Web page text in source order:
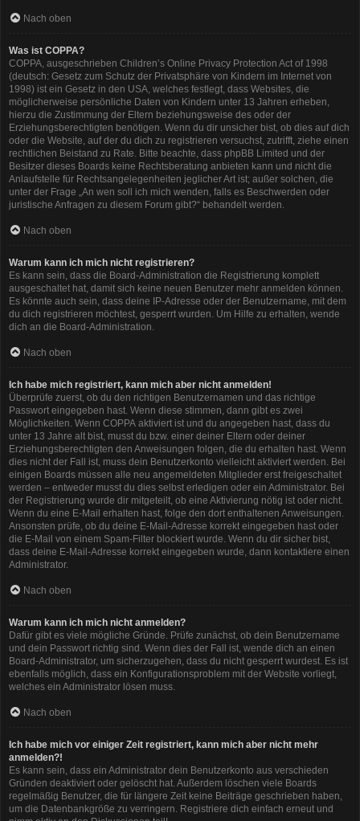
Nach oben
Was ist COPPA?
COPPA, ausgeschrieben Children’s Online Privacy Protection Act of 1998
(deutsch: Gesetz zum Schutz der Privatsphäre von Kindern im Internet von
1998) ist ein Gesetz in den USA, welches festlegt, dass Websites, die
möglicherweise persönliche Daten von Kindern unter 13 Jahren erheben,
hierzu die Zustimmung der Eltern beziehungsweise des oder der
Erziehungsberechtigten benötigen. Wenn du dir unsicher bist, ob dies auf dich
oder die Website, auf der du dich zu registrieren versuchst, zutrifft, ziehe einen
rechtlichen Beistand zu Rate. Bitte beachte, dass phpBB Limited und der
Besitzer dieses Boards keine Rechtsberatung anbieten kann und nicht die
Anlaufstelle für Rechtsangelegenheiten jeglicher Art ist; außer solchen, die
unter der Frage „An wen soll ich mich wenden, falls es Beschwerden oder
juristische Anfragen zu diesem Forum gibt?“ behandelt werden.
Nach oben
Warum kann ich mich nicht registrieren?
Es kann sein, dass die Board-Administration die Registrierung komplett
ausgeschaltet hat, damit sich keine neuen Benutzer mehr anmelden können.
Es könnte auch sein, dass deine IP-Adresse oder der Benutzername, mit dem
du dich registrieren möchtest, gesperrt wurden. Um Hilfe zu erhalten, wende
dich an die Board-Administration.
Nach oben
Ich habe mich registriert, kann mich aber nicht anmelden!
Überprüfe zuerst, ob du den richtigen Benutzernamen und das richtige
Passwort eingegeben hast. Wenn diese stimmen, dann gibt es zwei
Möglichkeiten. Wenn COPPA aktiviert ist und du angegeben hast, dass du
unter 13 Jahre alt bist, musst du bzw. einer deiner Eltern oder deiner
Erziehungsberechtigten den Anweisungen folgen, die du erhalten hast. Wenn
dies nicht der Fall ist, muss dein Benutzerkonto vielleicht aktiviert werden. Bei
einigen Boards müssen alle neu angemeldeten Mitglieder erst freigeschaltet
werden – entweder musst du dies selbst erledigen oder ein Administrator. Bei
der Registrierung wurde dir mitgeteilt, ob eine Aktivierung nötig ist oder nicht.
Wenn du eine E-Mail erhalten hast, folge den dort enthaltenen Anweisungen.
Ansonsten prüfe, ob du deine E-Mail-Adresse korrekt eingegeben hast oder
die E-Mail von einem Spam-Filter blockiert wurde. Wenn du dir sicher bist,
dass deine E-Mail-Adresse korrekt eingegeben wurde, dann kontaktiere einen
Administrator.
Nach oben
Warum kann ich mich nicht anmelden?
Dafür gibt es viele mögliche Gründe. Prüfe zunächst, ob dein Benutzername
und dein Passwort richtig sind. Wenn dies der Fall ist, wende dich an einen
Board-Administrator, um sicherzugehen, dass du nicht gesperrt wurdest. Es ist
ebenfalls möglich, dass ein Konfigurationsproblem mit der Website vorliegt,
welches ein Administrator lösen muss.
Nach oben
Ich habe mich vor einiger Zeit registriert, kann mich aber nicht mehr
anmelden?!
Es kann sein, dass ein Administrator dein Benutzerkonto aus verschieden
Gründen deaktiviert oder gelöscht hat. Außerdem löschen viele Boards
regelmäßig Benutzer, die für längere Zeit keine Beiträge geschrieben haben,
um die Datenbankgröße zu verringern. Registriere dich einfach erneut und